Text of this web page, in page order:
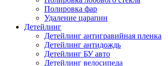
Полировка фар
Удаление царапин
Детейлинг
Детейлинг антигравийная пленка
Детейлинг антидождь
Детейлинг БУ авто
Детейлинг велосипеда